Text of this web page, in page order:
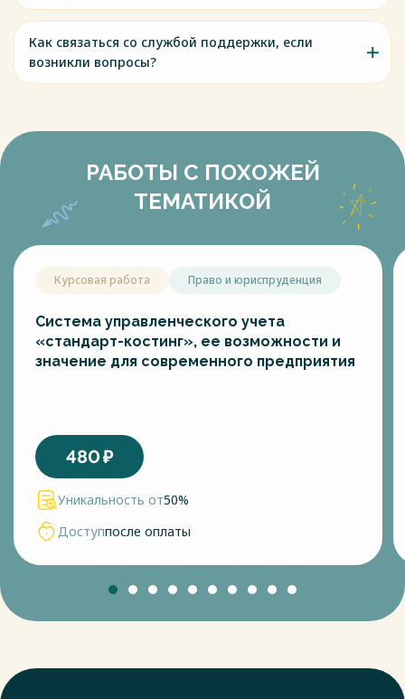
Как связаться со службой поддержки, если
возникли вопросы?
РАБОТЫ С ПОХОЖЕЙ
ТЕМАТИКОЙ
Курсовая работа Право и юриспруденция
Система управленческого учета
«стандарт-костинг», ее возможности и
значение для современного предприятия
480₽
Уникальность от50%
Доступпосле оплаты